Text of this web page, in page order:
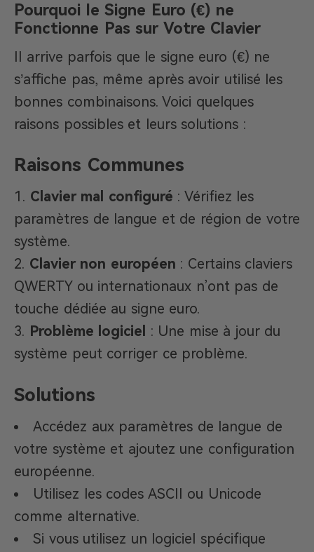
Pourquoi le Signe Euro (€) ne
Fonctionne Pas sur Votre Clavier
Il arrive parfois que le signe euro (€) ne
s’affiche pas, même après avoir utilisé les
bonnes combinaisons. Voici quelques
raisons possibles et leurs solutions :
Raisons Communes
Clavier mal configuré : Vérifiez les
paramètres de langue et de région de votre
système.
Clavier non européen : Certains claviers
QWERTY ou internationaux n’ont pas de
touche dédiée au signe euro.
Problème logiciel : Une mise à jour du
système peut corriger ce problème.
Solutions
Accédez aux paramètres de langue de
votre système et ajoutez une configuration
européenne.
Utilisez les codes ASCII ou Unicode
comme alternative.
Si vous utilisez un logiciel spécifique